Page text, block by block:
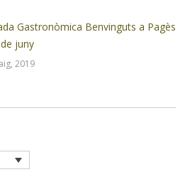
Gastronòmica Benvinguts a Pagès
juny
2019